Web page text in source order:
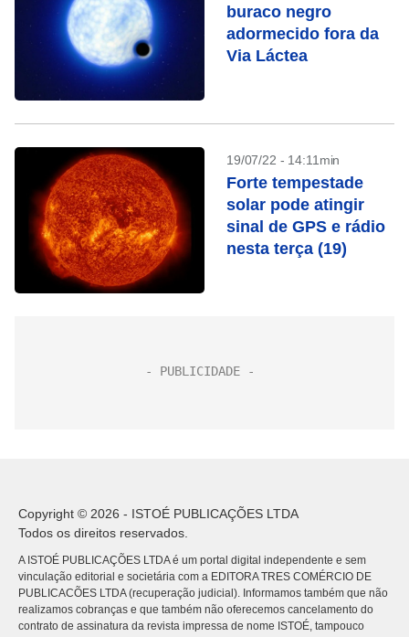
buraco negro
adormecido fora da
Via Láctea
19/07/22 - 14:11min
Forte tempestade
solar pode atingir
sinal de GPS e rádio
nesta terça (19)
Copyright © 2026 - ISTOÉ PUBLICAÇÕES LTDA
Todos os direitos reservados.
A ISTOÉ PUBLICAÇÕES LTDA é um portal digital independente e sem
vinculação editorial e societária com a EDITORA TRES COMÉRCIO DE
PUBLICACÕES LTDA (recuperação judicial). Informamos também que não
realizamos cobranças e que também não oferecemos cancelamento do
contrato de assinatura da revista impressa de nome ISTOÉ, tampouco